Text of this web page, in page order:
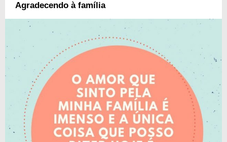
Agradecendo à família